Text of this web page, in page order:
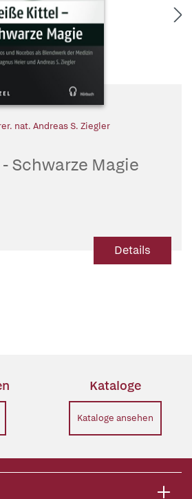
nat. Andreas S. Ziegler
Schwarze Magie
Details
Kataloge
Kataloge ansehen